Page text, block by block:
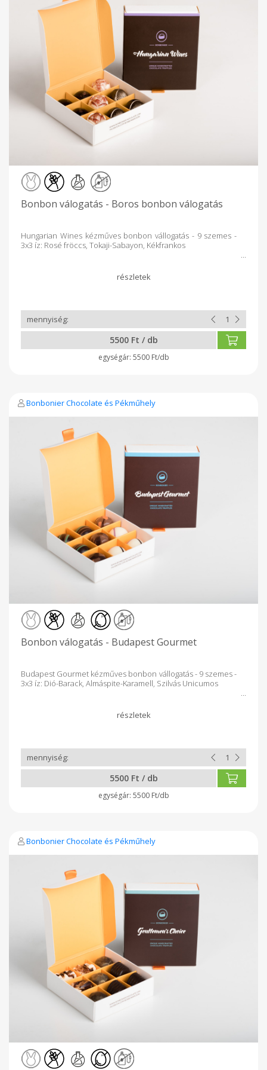
Bonbon válogatás - Boros bonbon válogatás
Hungarian Wines kézműves bonbon vállogatás - 9 szemes -
3x3 íz: Rosé fröccs, Tokaji-Sabayon, Kékfrankos
5500 Ft / db
5500 Ft/db
Bonbonier Chocolate és Pékműhely
Bonbon válogatás - Budapest Gourmet
Budapest Gourmet kézműves bonbon vállogatás - 9 szemes -
3x3 íz: Dió-Barack, Almáspite-Karamell, Szilvás Unicumos
5500 Ft / db
5500 Ft/db
Bonbonier Chocolate és Pékműhely